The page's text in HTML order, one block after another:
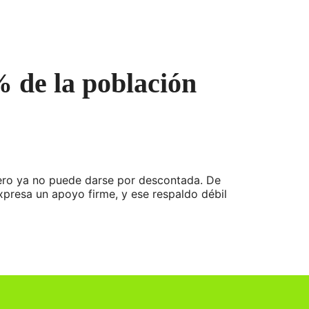
de la población
ya no puede darse por descontada. De
un apoyo firme, y ese respaldo débil